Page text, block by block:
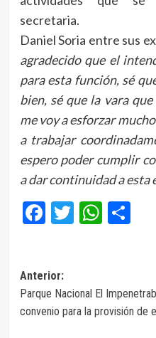
secretaria.
Daniel Soria entre sus
agradecido que el
para esta función, sé
bien, sé que la vara
me voy a esforzar
a trabajar
espero poder cumplir
a dar continuidad a esta
Facebook
Twitter
Navegación
de
entradas
Anterior:
Parque Nacional El
convenio para la provisión de